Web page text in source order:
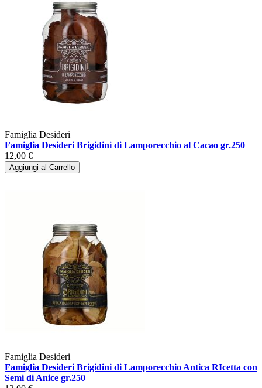
Famiglia Desideri
Famiglia Desideri Brigidini di Lamporecchio al Cacao gr.250
12,00 €
Aggiungi al Carrello
Famiglia Desideri
Famiglia Desideri Brigidini di Lamporecchio Antica RIcetta con
Semi di Anice gr.250